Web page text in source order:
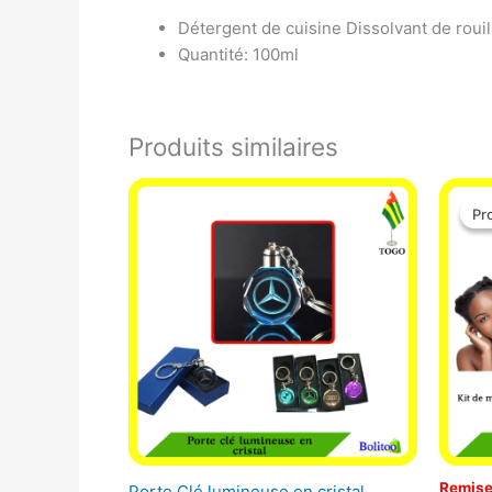
Détergent de cuisine Dissolvant de
Quantité: 100ml
Produits similaires